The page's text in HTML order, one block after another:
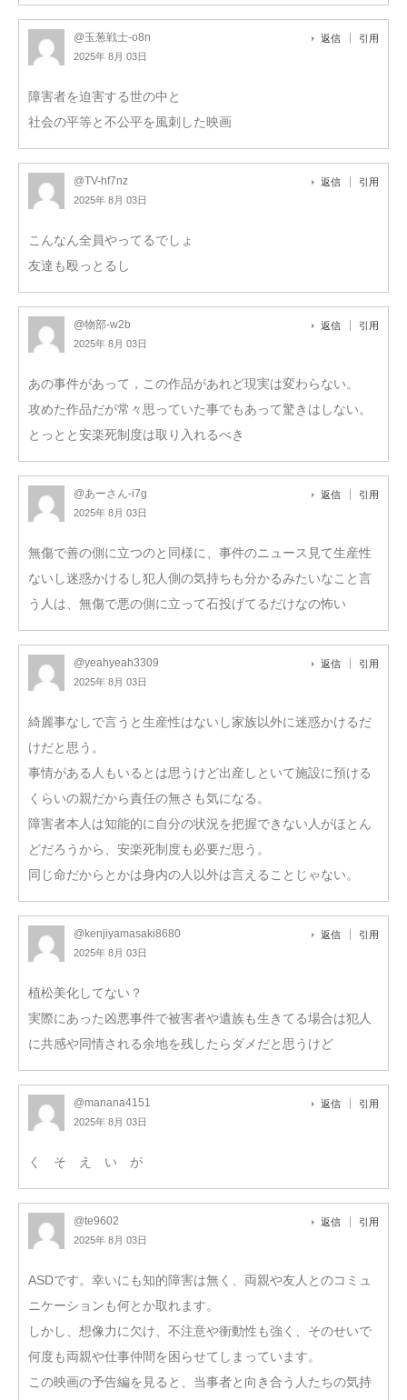
@玉葱戦士-o8n
2025年 8月 03日
返信 引用
障害者を迫害する世の中と
社会の平等と不公平を風刺した映画
@TV-hf7nz
2025年 8月 03日
返信 引用
こんなん全員やってるでしょ
友達も殴っとるし
@物部-w2b
2025年 8月 03日
返信 引用
あの事件があって，この作品があれど現実は変わらない。
攻めた作品だが常々思っていた事でもあって驚きはしない。
とっとと安楽死制度は取り入れるべき
@あーさん-i7g
2025年 8月 03日
返信 引用
無傷で善の側に立つのと同様に、事件のニュース見て生産性
ないし迷惑かけるし犯人側の気持ちも分かるみたいなこと言
う人は、無傷で悪の側に立って石投げてるだけなの怖い
@yeahyeah3309
2025年 8月 03日
返信 引用
綺麗事なしで言うと生産性はないし家族以外に迷惑かけるだ
けだと思う。
事情がある人もいるとは思うけど出産しといて施設に預ける
くらいの親だから責任の無さも気になる。
障害者本人は知能的に自分の状況を把握できない人がほとん
どだろうから、安楽死制度も必要だ思う。
同じ命だからとかは身内の人以外は言えることじゃない。
@kenjiyamasaki8680
2025年 8月 03日
返信 引用
植松美化してない？
実際にあった凶悪事件で被害者や遺族も生きてる場合は犯人
に共感や同情される余地を残したらダメだと思うけど
@manana4151
2025年 8月 03日
返信 引用
く そ え い が
@te9602
2025年 8月 03日
返信 引用
ASDです。幸いにも知的障害は無く、両親や友人とのコミュ
ニケーションも何とか取れます。
しかし、想像力に欠け、不注意や衝動性も強く、そのせいで
何度も両親や仕事仲間を困らせてしまっています。
この映画の予告編を見ると、当事者と向き合う人たちの気持